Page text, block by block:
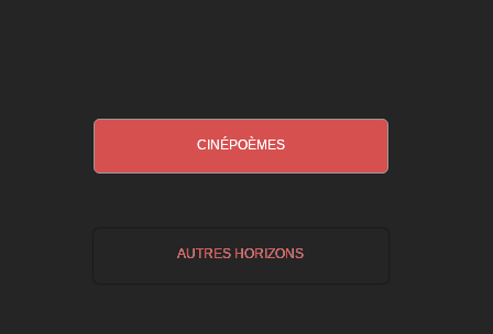
CINÉPOÈMES
AUTRES HORIZONS